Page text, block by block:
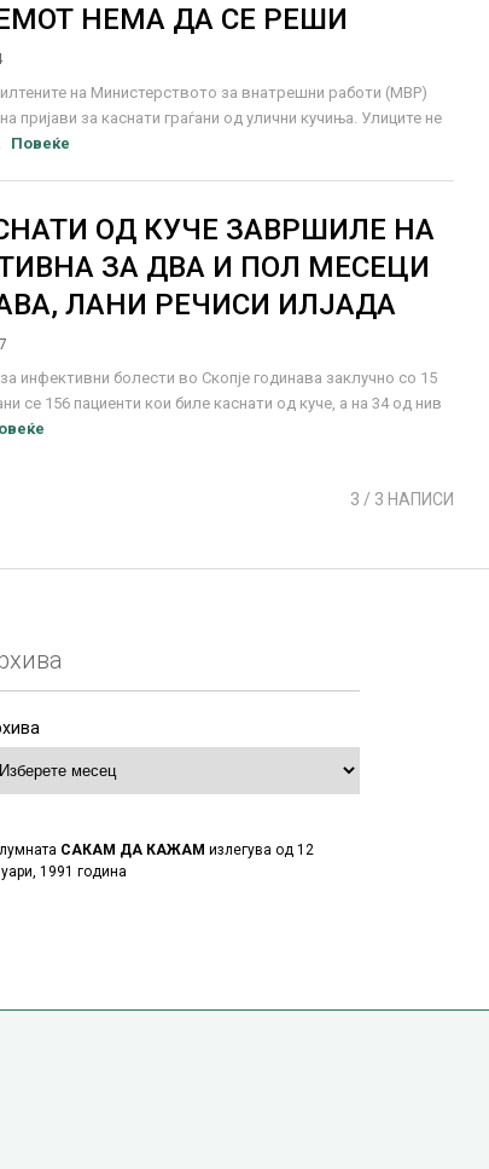
НЕМА ДА СЕ РЕШИ
на Министерството за внатрешни работи (МВР)
пријави за каснати граѓани од улични кучиња. Улиците не
Повеќе
ОД КУЧЕ ЗАВРШИЛЕ НА
ЗА ДВА И ПОЛ МЕСЕЦИ
ЛАНИ РЕЧИСИ ИЛЈАДА
инфективни болести во Скопје годинава заклучно со 15
се 156 пациенти кои биле каснати од куче, а на 34 од нив
3 / 3 НАПИСИ
САКАМ ДА КАЖАМ излегува од 12
1991 година